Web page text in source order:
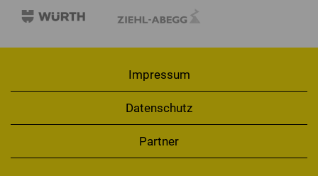
Impressum
Datenschutz
Partner